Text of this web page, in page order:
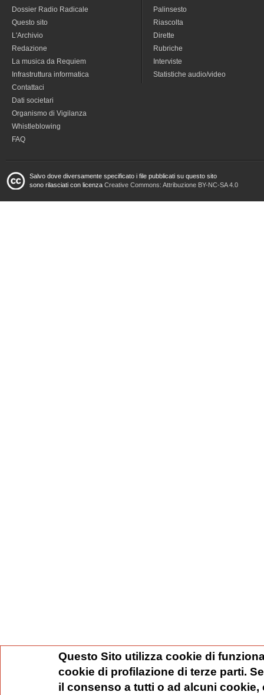
Dossier Radio Radicale
Questo sito
L'Archivio
Redazione
La musica da Requiem
Infrastruttura informatica
Contattaci
Dati societari
Organismo di Vigilanza
Whistleblowing
FAQ
Palinsesto
Riascolta
Dirette
Rubriche
Interviste
Statistiche audio/video
Salvo dove diversamente specificato i file pubblicati su questo sito
sono rilasciati con licenza Creative Commons: Attribuzione BY-NC-SA 4.0
Questo Sito utilizza cookie di
cookie di profilazione di terze parti.
il consenso a tutti o ad alcuni